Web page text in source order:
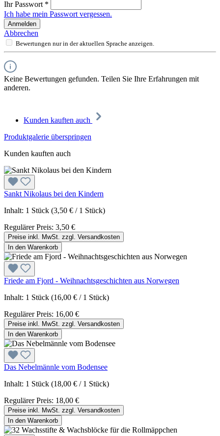
Ihr Passwort *
Ich habe mein Passwort vergessen.
Anmelden
Abbrechen
Bewertungen nur in der aktuellen Sprache anzeigen.
Keine Bewertungen gefunden. Teilen Sie Ihre Erfahrungen mit
anderen.
Kunden kauften auch
Produktgalerie überspringen
Kunden kauften auch
Sankt Nikolaus bei den Kindern
Inhalt: 1 Stück (3,50 € / 1 Stück)
Regulärer Preis: 3,50 €
Preise inkl. MwSt. zzgl. Versandkosten
In den Warenkorb
Friede am Fjord - Weihnachtsgeschichten aus Norwegen
Inhalt: 1 Stück (16,00 € / 1 Stück)
Regulärer Preis: 16,00 €
Preise inkl. MwSt. zzgl. Versandkosten
In den Warenkorb
Das Nebelmännle vom Bodensee
Inhalt: 1 Stück (18,00 € / 1 Stück)
Regulärer Preis: 18,00 €
Preise inkl. MwSt. zzgl. Versandkosten
In den Warenkorb